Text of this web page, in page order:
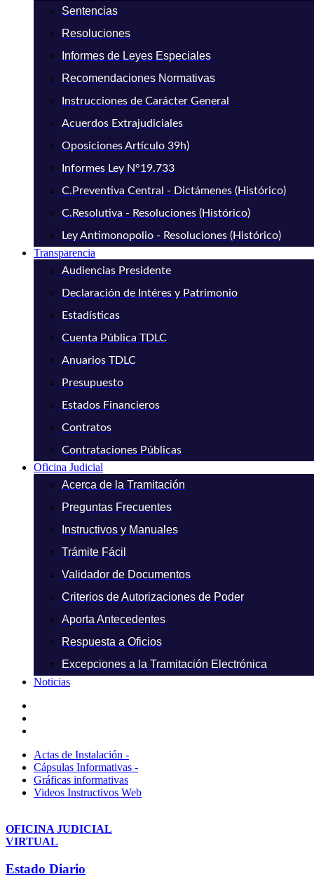
Sentencias
Resoluciones
Informes de Leyes Especiales
Recomendaciones Normativas
Instrucciones de Carácter General
Acuerdos Extrajudiciales
Oposiciones Artículo 39h)
Informes Ley N°19.733
C.Preventiva Central - Dictámenes (Histórico)
C.Resolutiva - Resoluciones (Histórico)
Ley Antimonopolio - Resoluciones (Histórico)
Transparencia
Audiencias Presidente
Declaración de Intéres y Patrimonio
Estadísticas
Cuenta Pública TDLC
Anuarios TDLC
Presupuesto
Estados Financieros
Contratos
Contrataciones Públicas
Oficina Judicial
Acerca de la Tramitación
Preguntas Frecuentes
Instructivos y Manuales
Trámite Fácil
Validador de Documentos
Criterios de Autorizaciones de Poder
Aporta Antecedentes
Respuesta a Oficios
Excepciones a la Tramitación Electrónica
Noticias
Actas de Instalación -
Cápsulas Informativas -
Gráficas informativas
Videos Instructivos Web
OFICINA JUDICIAL
VIRTUAL
Estado Diario